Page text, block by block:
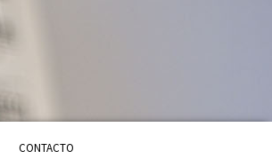
CONTACTO